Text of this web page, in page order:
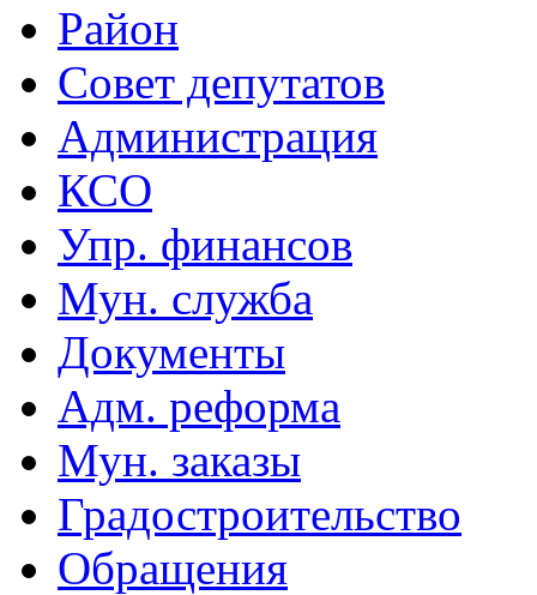
Район
Совет депутатов
Администрация
КСО
Упр. финансов
Мун. служба
Документы
Адм. реформа
Мун. заказы
Градостроительство
Обращения